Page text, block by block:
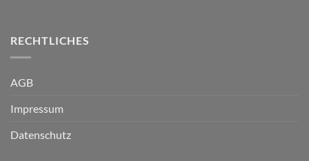
RECHTLICHES
AGB
Impressum
Datenschutz